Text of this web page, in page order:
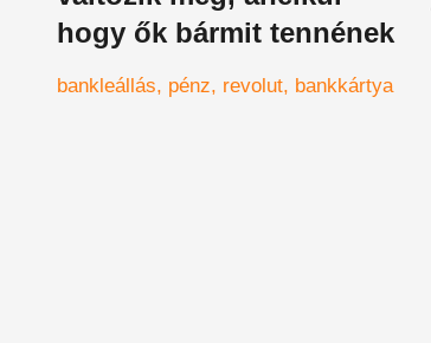
hogy ők bármit tennének
bankleállás pénz revolut bankkártya